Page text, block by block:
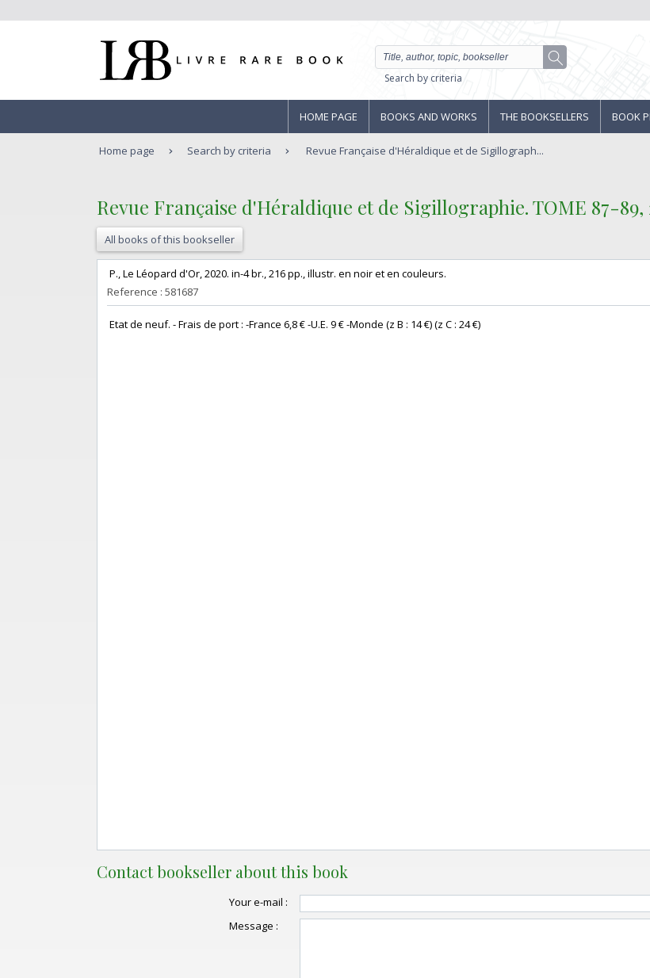
Search by criteria
HOME PAGE BOOKS AND WORKS THE BOOKSELLERS BOOK
Home page Search by criteria Revue Française d'Héraldique et de Sigillograph...
‎Revue Française d'Héraldique et de Sigillographie. TOME 87-89,
All books of this bookseller
‎ P., Le Léopard d'Or, 2020. in-4 br., 216 pp., illustr. en noir et en couleurs. ‎
Reference : 581687
‎ Etat de neuf. - Frais de port : -France 6,8 € -U.E. 9 € -Monde (z B : 14 €) (z C : 24 €) ‎
Contact bookseller about this book
Your e-mail :
Message :